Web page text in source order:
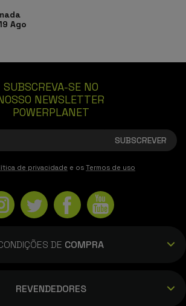
Ago
SUBSCREVA-SE NO
NEWSLETTER
POWERPLANET
de privacidade e os Termos de uso
DE COMPRA
REVENDEDORES